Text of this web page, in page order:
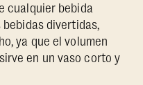
cualquier bebida
bebidas divertidas,
ya que el volumen
en un vaso corto y